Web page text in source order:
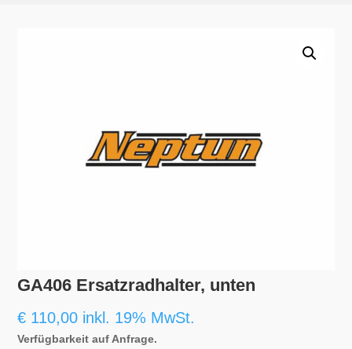
GA406 Ersatzradhalter, unten
€ 110,00 inkl. 19% MwSt.
Verfügbarkeit auf Anfrage.